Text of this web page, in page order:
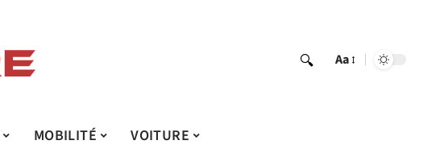
Aa
MOBILITÉ VOITURE